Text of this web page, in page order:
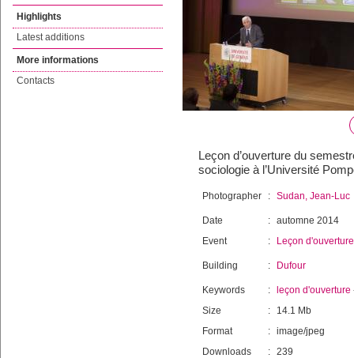
Highlights
Latest additions
More informations
Contacts
Leçon d’ouverture du
sociologie à l’Université
Photographer : Sudan, Jean-Luc
Date : automne 2014
Event
: Leçon d'ouverture
Building : Dufour
Keywords : leçon d'ouverture
Size
:
14.1 Mb
Format
: image/jpeg
Downloads
: 239